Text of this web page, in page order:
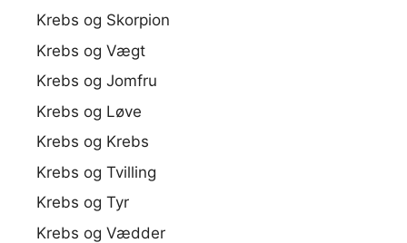
Krebs og Skorpion
Krebs og Vægt
Krebs og Jomfru
Krebs og Løve
Krebs og Krebs
Krebs og Tvilling
Krebs og Tyr
Krebs og Vædder